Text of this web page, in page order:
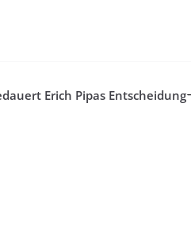
Erich Pipas Entscheidung